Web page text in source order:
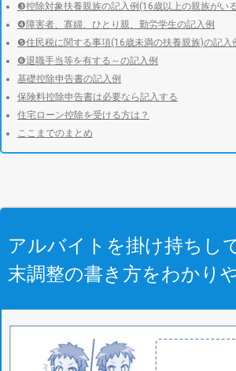
❸控除対象扶養親族の記入例(16歳以上の親族がい
❹障害者、寡婦、ひとり親、勤労学生の記入例
❺住民税に関する事項(16歳未満の扶養親族)の記入
❻退職手当等を有する～の記入例
基礎控除申告書の記入例
保険料控除申告書は必要なら記入する
住宅ローン控除を受ける方は？
ここまでのまとめ
アルバイトを掛け持ちし
末調整の書き方をわかり